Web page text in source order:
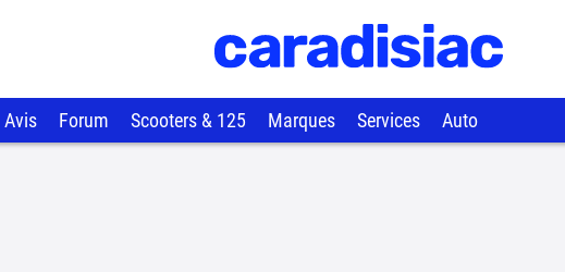
Avis Forum Scooters & 125 Marques Services Auto